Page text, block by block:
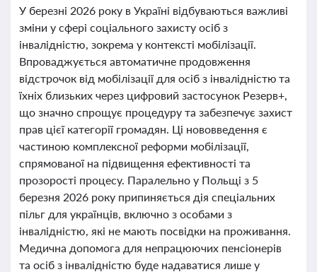
У березні 2026 року в Україні відбуваються важливі
зміни у сфері соціального захисту осіб з
інвалідністю, зокрема у контексті мобілізації.
Впроваджується автоматичне продовження
відстрочок від мобілізації для осіб з інвалідністю та
їхніх близьких через цифровий застосунок Резерв+,
що значно спрощує процедуру та забезпечує захист
прав цієї категорії громадян. Ці нововведення є
частиною комплексної реформи мобілізації,
спрямованої на підвищення ефективності та
прозорості процесу. Паралельно у Польщі з 5
березня 2026 року припиняється дія спеціальних
пільг для українців, включно з особами з
інвалідністю, які не мають посвідки на проживання.
Медична допомога для непрацюючих пенсіонерів
та осіб з інвалідністю буде надаватися лише у